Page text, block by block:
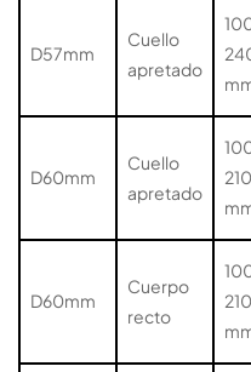
D57mm
Cuello
apretado
D60mm
Cuello
apretado
210
D60mm
Cuerpo
recto
210